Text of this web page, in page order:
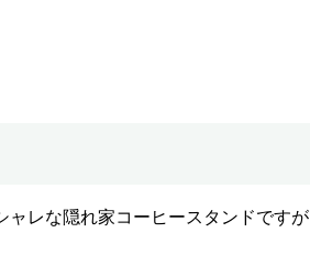
レな隠れ家コーヒースタンドです